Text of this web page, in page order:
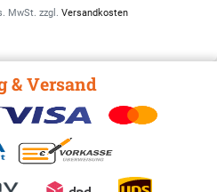
MwSt. zzgl.Versandkosten
& Versand